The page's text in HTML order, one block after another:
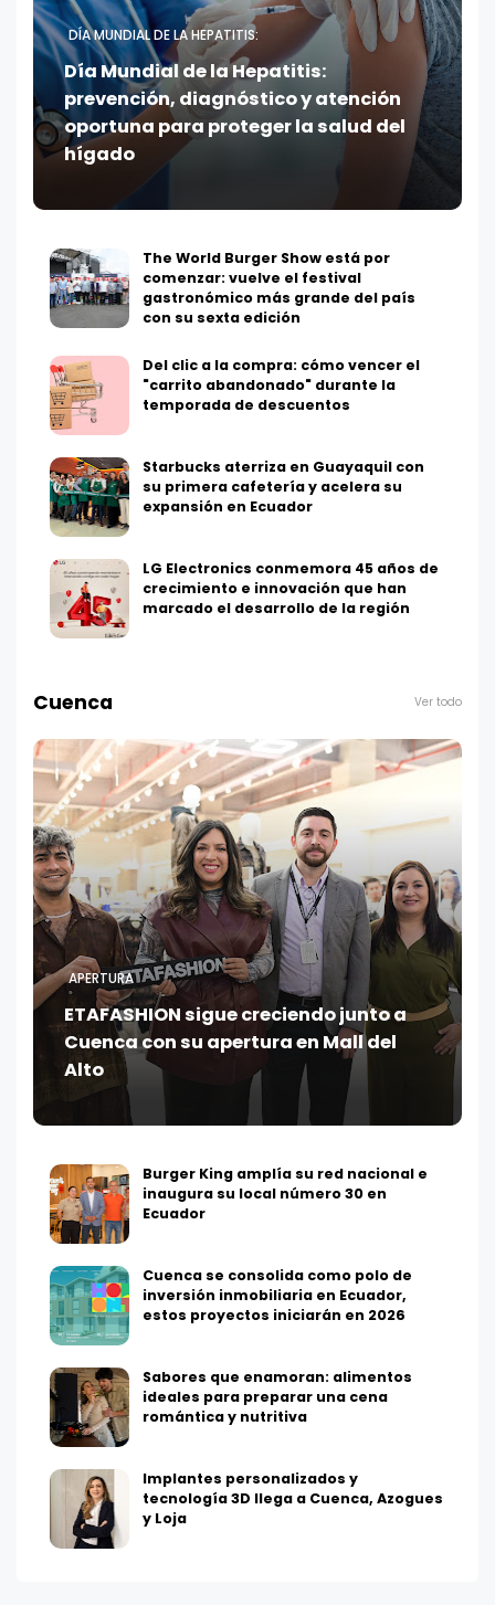
DÍA MUNDIAL DE LA HEPATITIS:
Día Mundial de la Hepatitis:
prevención, diagnóstico y atención
oportuna para proteger la salud del
hígado
The World Burger Show está por
comenzar: vuelve el festival
gastronómico más grande del país
con su sexta edición
Del clic a la compra: cómo vencer el
"carrito abandonado" durante la
temporada de descuentos
Starbucks aterriza en Guayaquil con
su primera cafetería y acelera su
expansión en Ecuador
LG Electronics conmemora 45 años de
crecimiento e innovación que han
marcado el desarrollo de la región
Cuenca Ver todo
APERTURA
ETAFASHION sigue creciendo junto a
Cuenca con su apertura en Mall del
Alto
Burger King amplía su red nacional e
inaugura su local número 30 en
Ecuador
Cuenca se consolida como polo de
inversión inmobiliaria en Ecuador,
estos proyectos iniciarán en 2026
Sabores que enamoran: alimentos
ideales para preparar una cena
romántica y nutritiva
Implantes personalizados y
tecnología 3D llega a Cuenca, Azogues
y Loja